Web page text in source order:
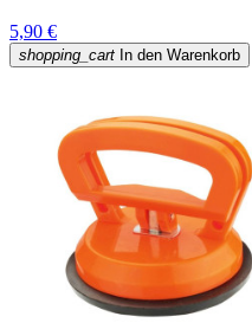
5,90 €
shopping_cart In den Warenkorb